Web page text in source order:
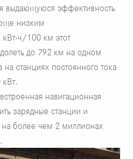
выдающуюся эффективность
низким
100 км этот
до 792 км на одном
на станциях постоянного тока
навигационная
зарядные станции и
более чем 2 миллионах